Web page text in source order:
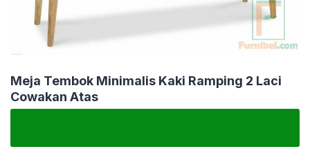
Meja Tembok Minimalis Kaki Ramping 2 Laci
Cowakan Atas